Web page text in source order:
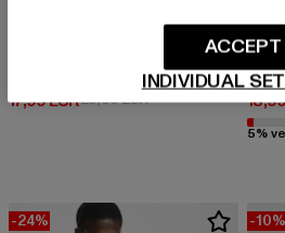
Pattern Swim Shorts
17,99 EUR
Derzeitiger Preis: 17,99 EUR
29,99 EURAktionspreis: 29,99
5%
-24% -10%
INDIVIDUAL
ACCEPT